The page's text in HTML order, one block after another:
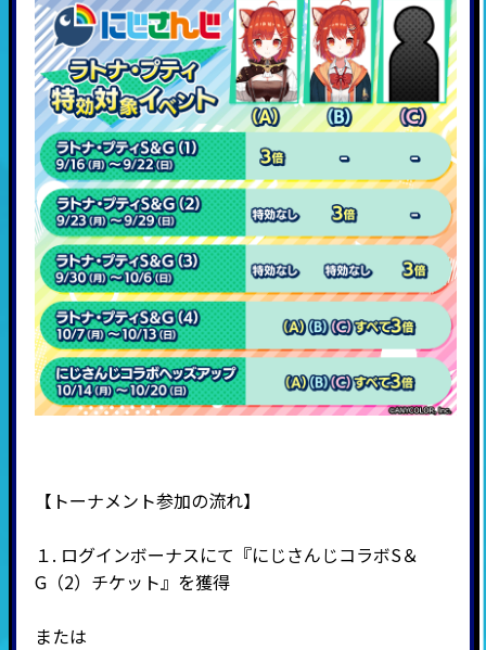
【トーナメント参加の流れ】
１. ログインボーナスにて『にじさんじコラボS＆
G（2）チケット』を獲得
または